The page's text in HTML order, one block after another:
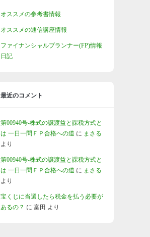
オススメの参考書情報
オススメの通信講座情報
ファイナンシャルプランナー(FP)情報
日記
最近のコメント
第00940号-株式の譲渡益と課税方式と
は 一日一問ＦＰ合格への道 に まさる
より
第00940号-株式の譲渡益と課税方式と
は 一日一問ＦＰ合格への道 に まさる
より
宝くじに当選したら税金を払う必要が
あるの？ に 富田 より